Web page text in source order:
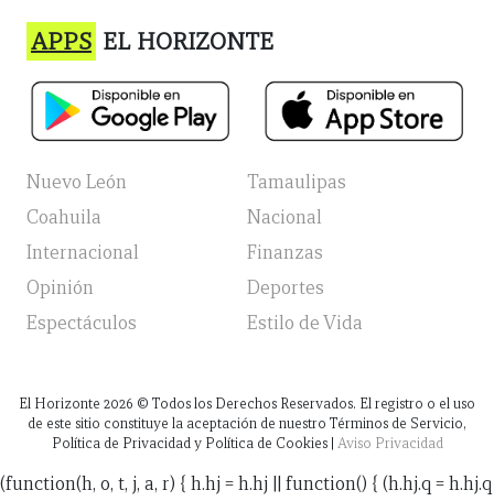
APPS EL HORIZONTE
Nuevo León
Tamaulipas
Coahuila
Nacional
Internacional
Finanzas
Opinión
Deportes
Espectáculos
Estilo de Vida
El Horizonte 2026 © Todos los Derechos Reservados. El registro o el uso
de este sitio constituye la aceptación de nuestro Términos de Servicio,
Política de Privacidad y Política de Cookies | Aviso Privacidad
(function(h, o, t, j, a, r) { h.hj = h.hj || function() { (h.hj.q = h.hj.q